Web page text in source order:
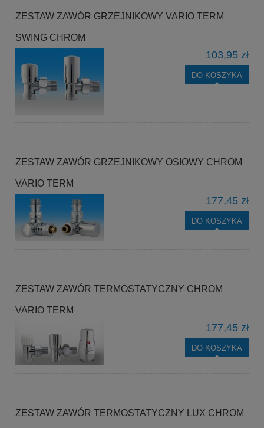
ZESTAW ZAWÓR GRZEJNIKOWY VARIO TERM
SWING CHROM
103,95 zł
DO KOSZYKA
ZESTAW ZAWÓR GRZEJNIKOWY OSIOWY CHROM
VARIO TERM
177,45 zł
DO KOSZYKA
ZESTAW ZAWÓR TERMOSTATYCZNY CHROM
VARIO TERM
177,45 zł
DO KOSZYKA
ZESTAW ZAWÓR TERMOSTATYCZNY LUX CHROM